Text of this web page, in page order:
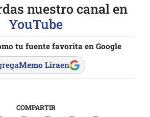
nuestro canal en
YouTube
tu fuente favorita en Google
Memo Liraen
COMPARTIR